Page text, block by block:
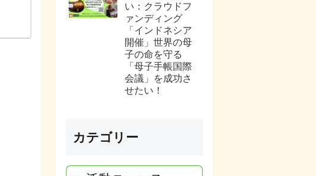
い：クラウドフ
ァンディング
「インドネシア
開催」世界の母
子の命を守る
「母子手帳国際
会議」を成功さ
せたい！
カテゴリー